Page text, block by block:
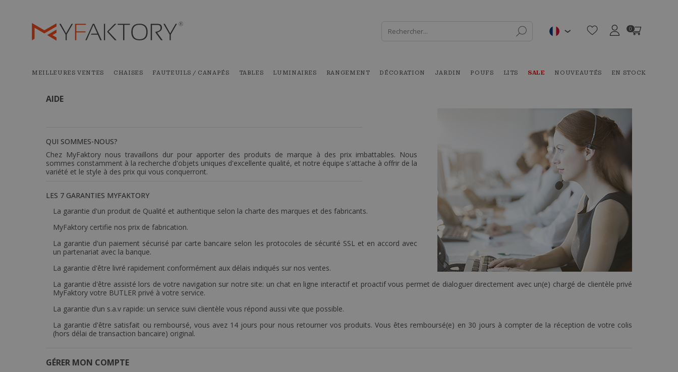
0
MEILLEURES VENTES CHAISES FAUTEUILS / CANAPÉS TABLES LUMINAIRES RANGEMENT DÉCORATION JARDIN POUFS LITS SALE NOUVEAUTÉS EN STOCK
AIDE
QUI SOMMES-NOUS?
Chez MyFaktory nous travaillons dur pour apporter des produits de marque à des prix imbattables. Nous
sommes constamment à la recherche d'objets uniques d'excellente qualité, et notre équipe s'attache à offrir de la
variété et le style à des prix qui vous conquerront.
LES 7 GARANTIES MYFAKTORY
La garantie d'un produit de Qualité et authentique selon la charte des marques et des fabricants.
MyFaktory certifie nos prix ​​de fabrication.
La garantie d'un paiement sécurisé par carte bancaire selon les protocoles de sécurité SSL et en accord avec
un partenariat avec la banque.
La garantie d'être livré rapidement conformément aux délais indiqués sur nos ventes.
La garantie d'être assisté lors de votre navigation sur notre site: un chat en ligne interactif et proactif vous permet de dialoguer directement avec un(e) chargé de clientèle privé
MyFaktory votre BUTLER privé à votre service.
La garantie d’un s.a.v rapide: un service suivi clientèle vous répond aussi vite que possible.
La garantie d'être satisfait ou remboursé, vous avez 14 jours pour nous retourner vos produits. Vous êtes remboursé(e) en 30 jours à compter de la réception de votre colis
(hors délai de transaction bancaire) original.
GÉRER MON COMPTE